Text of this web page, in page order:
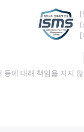
[
(
[
에 대해 책임을 지지